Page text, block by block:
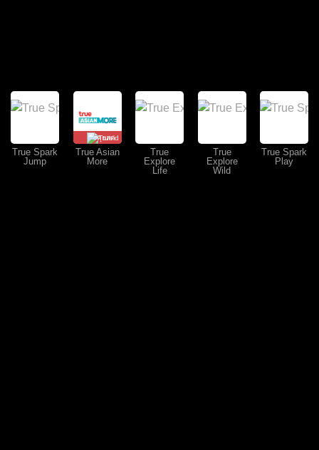
True Spark
Jump
คุยสด
True Asian
More
True
Explore
Life
True
Explore
Wild
True Spark
Play